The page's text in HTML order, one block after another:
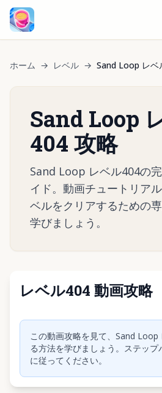
ホーム → レベル → Sand Loop レベ
Sand Loop
404 攻略
Sand Loop レベル404の
イド。動画チュートリア
ベルをクリアするための
学びましょう。
レベル404 動画攻略
クリックして動画
この動画攻略を見て、Sand Loop
る方法を学びましょう。ステッ
に従ってください。